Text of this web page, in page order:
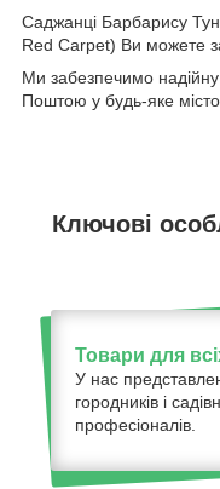
Саджанці Барбарису
Red Carpet) Ви можете
Ми забезпечимо
Поштою у будь-яке місто
Ключові
Товари для
У нас
городників і
професіоналів.